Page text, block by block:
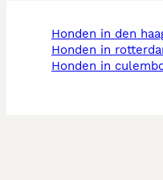
honden in den
honden in
honden in